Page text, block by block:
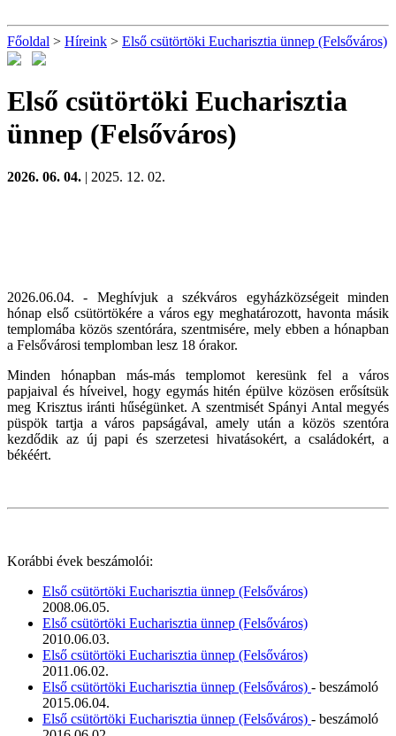
Főoldal > Híreink > Első csütörtöki Eucharisztia ünnep (Felsőváros)
Első csütörtöki Eucharisztia
ünnep (Felsőváros)
2026. 06. 04. | 2025. 12. 02.
2026.06.04. - Meghívjuk a székváros egyházközségeit minden
hónap első csütörtökére a város egy meghatározott, havonta másik
templomába közös szentórára, szentmisére, mely ebben a hónapban
a Felsővárosi templomban lesz 18 órakor.
Minden hónapban más-más templomot keresünk fel a város
papjaival és híveivel, hogy egymás hitén épülve közösen erősítsük
meg Krisztus iránti hűségünket. A szentmisét Spányi Antal megyés
püspök tartja a város papságával, amely után a közös szentóra
kezdődik az új papi és szerzetesi hivatásokért, a családokért, a
békéért.
Korábbi évek beszámolói:
Első csütörtöki Eucharisztia ünnep (Felsőváros)
2008.06.05.
Első csütörtöki Eucharisztia ünnep (Felsőváros)
2010.06.03.
Első csütörtöki Eucharisztia ünnep (Felsőváros)
2011.06.02.
Első csütörtöki Eucharisztia ünnep (Felsőváros) - beszámoló
2015.06.04.
Első csütörtöki Eucharisztia ünnep (Felsőváros) - beszámoló